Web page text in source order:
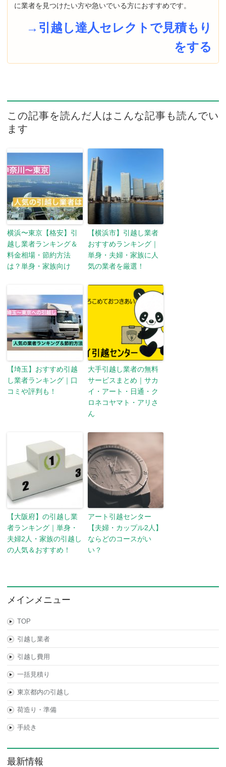
に業者を見つけたい方や急いでいる方におすすめです。
→引越し達人セレクトで見積もり
をする
この記事を読んだ人はこんな記事も読んでい
ます
横浜〜東京【格安】引
越し業者ランキング＆
料金相場・節約方法
は？単身・家族向け
【横浜市】引越し業者
おすすめランキング｜
単身・夫婦・家族に人
気の業者を厳選！
【埼玉】おすすめ引越
し業者ランキング｜口
コミや評判も！
大手引越し業者の無料
サービスまとめ｜サカ
イ・アート・日通・ク
ロネコヤマト・アリさ
ん
【大阪府】の引越し業
者ランキング｜単身・
夫婦2人・家族の引越し
の人気＆おすすめ！
アート引越センター
【夫婦・カップル2人】
ならどのコースがい
い？
メインメニュー
TOP
引越し業者
引越し費用
一括見積り
東京都内の引越し
荷造り・準備
手続き
最新情報